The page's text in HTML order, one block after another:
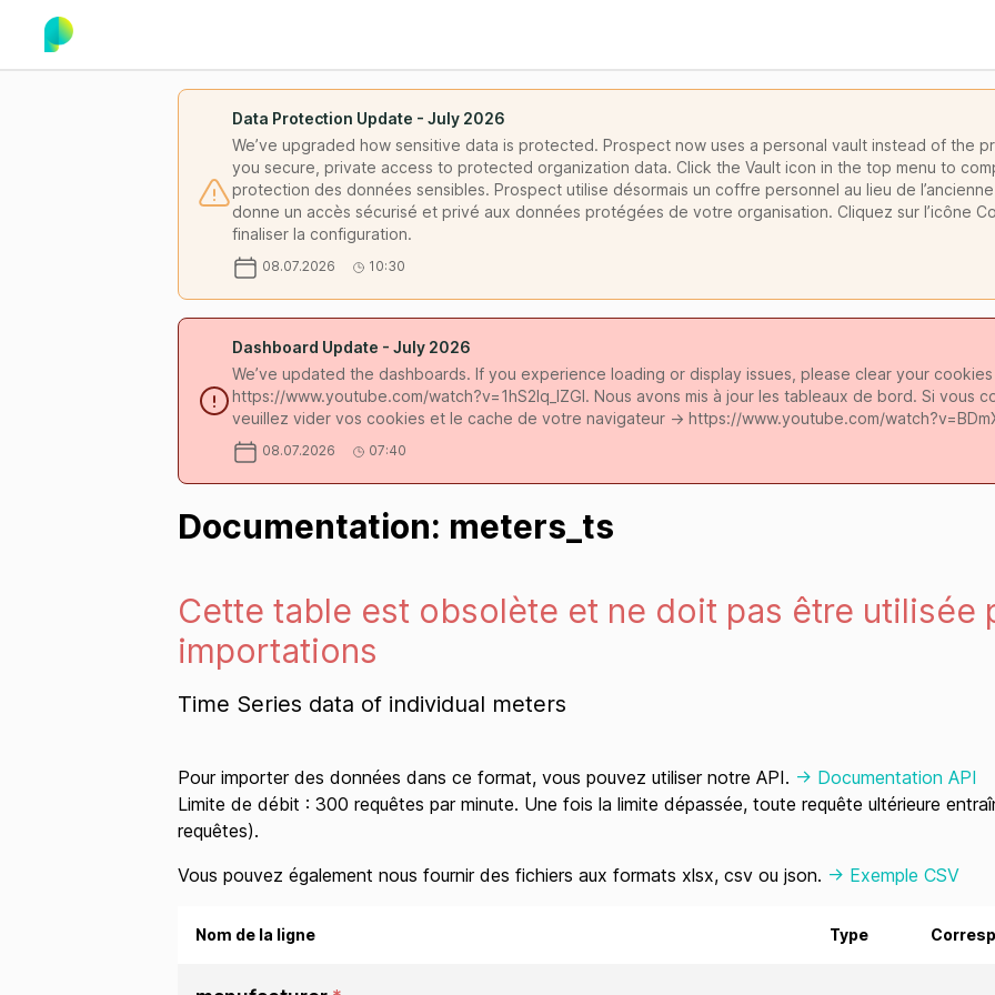
Data Protection Update - July 2026
We’ve upgraded how sensitive data is protected. Prospect now uses a personal vault instead of the
you secure, private access to protected organization data. Click the Vault icon in the top menu to
protection des données sensibles. Prospect utilise désormais un coffre personnel au lieu de
donne un accès sécurisé et privé aux données protégées de votre organisation. Cliquez sur l’icône
finaliser la configuration.
08.07.2026 10:30
Dashboard Update - July 2026
We’ve updated the dashboards. If you experience loading or display issues, please clear your
https://www.youtube.com/watch?v=1hS2Iq_lZGI. Nous avons mis à jour les tableaux de bord. Si vous
veuillez vider vos cookies et le cache de votre navigateur -> https://www.youtube.com/
08.07.2026 07:40
Documentation: meters_ts
Cette table est obsolète et ne doit pas être utilisée
importations
Time Series data of individual meters
Pour importer des données dans ce format, vous pouvez utiliser notre API. -> Documentation API
Limite de débit : 300 requêtes par minute. Une fois la limite dépassée, toute requête ultérieure
requêtes).
Vous pouvez également nous fournir des fichiers aux formats xlsx, csv ou json. -> Exemple CSV
Nom de la ligne Type